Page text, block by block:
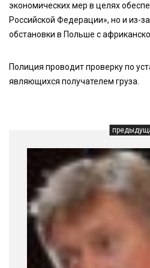
экономических мер в целях
Российской Федерации», но и из-
обстановки в Польше с
Полиция проводит проверку по
являющихся получателем груза.